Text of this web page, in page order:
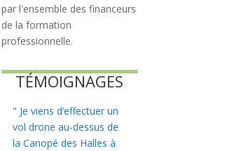
par l'ensemble des financeurs
de la formation
professionnelle.
TÉMOIGNAGES
" Je viens d’effectuer un
vol drone au-dessus de
la Canopé des Halles à